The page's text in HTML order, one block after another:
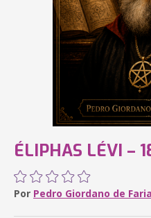
ÉLIPHAS LÉVI –
Por Pedro Giordano de